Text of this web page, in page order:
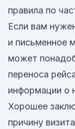
правила по
Если вам
и письменное
может
переноса
информации о
Хорошее
причину